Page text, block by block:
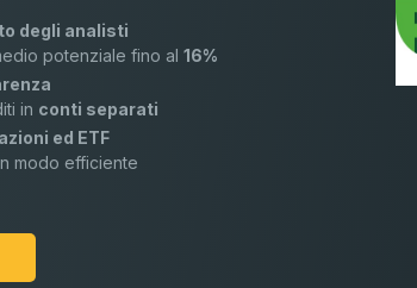
degli analisti
potenziale fino al16%
in conti separati
ed ETF
modo efficiente